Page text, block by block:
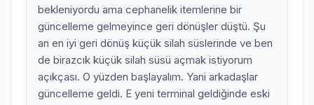
bekleniyordu ama cephanelik itemlerine bir
güncelleme gelmeyince geri dönüşler düştü. Şu
an en iyi geri dönüş küçük silah süslerinde ve ben
de birazcık küçük silah süsü açmak istiyorum
açıkçası. O yüzden başlayalım. Yani arkadaşlar
güncelleme geldi. E yeni terminal geldiğinde eski